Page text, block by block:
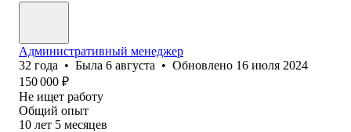
Административный менеджер
32 года • Была 6 августа • Обновлено 16 июля 2024
150 000 ₽
Не ищет работу
Общий опыт
10 лет 5 месяцев